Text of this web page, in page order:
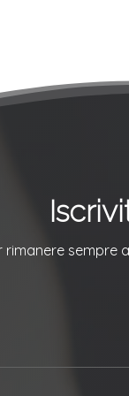
rimanere sempre